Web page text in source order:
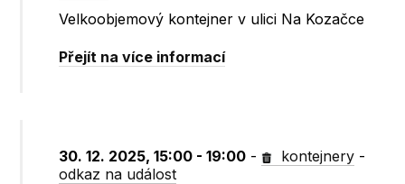
Velkoobjemový kontejner v ulici Na Kozačce
Přejít na více informací
30. 12. 2025, 15:00 - 19:00 - kontejnery -
odkaz na událost